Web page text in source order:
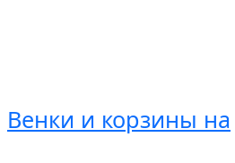
Венки и корзины на